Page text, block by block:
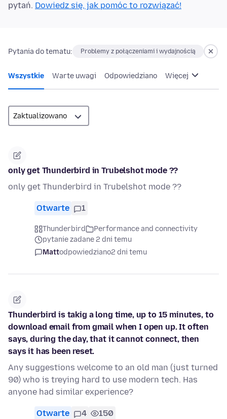
pytań. Dowiedz się, jak pomóc to rozwiązać!
Pytania do tematu: Problemy z połączeniami i wydajnością
Wszystkie Warte uwagi Odpowiedziano Więcej
only get Thunderbird in Trubelshot mode ??
only get Thunderbird in Trubelshot mode ??
Otwarte 1
Thunderbird
Performance and connectivity
pytanie zadane 2 dni temu
Mattodpowiedziano2 dni temu
Thunderbird is takig a long time, up to 15 minutes, to
download email from gmail when I open up. It often
says, during the day, that it cannot connect, then
says it has been reset.
Any suggestions welcome to an old man (just turned
90) who is treying hard to use modern tech. Has
anyone had similar experience?
Otwarte 4 150